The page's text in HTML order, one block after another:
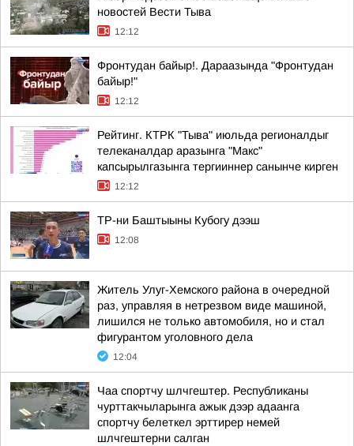
новостей Вести Тыва
12:12
Фронтудан байыр!. Дараазында "Фронтудан
байыр!"
12:12
Рейтинг. КТРК "Тыва" июльда регионалдыг
телеканалдар аразынга "Макс"
капсырылгазынга тергииннер санынче кирген
12:12
ТР-ни Баштыыны Кубогу дээш
12:08
Житель Улуг-Хемского района в очередной
раз, управляя в нетрезвом виде машиной,
лишился не только автомобиля, но и стал
фигурантом уголовного дела
12:04
Чаа спортчу шлчгештер. Республиканы
чурттакчыларынга ажык дээр адаанга
спортчу белеткел эрттирер немей
шлчгештерни салган